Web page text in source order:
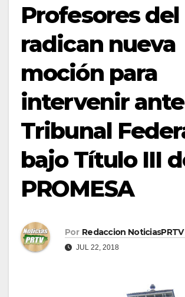
Profesores del
radican nueva
moción para
intervenir ante
Tribunal
bajo Título III
PROMESA
Por Redaccion NoticiasPRTV
JUL 22, 2018